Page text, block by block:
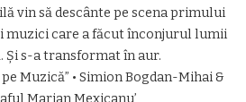
vin să descânte pe scena primului
muzici care a făcut înconjurul lumii
Și s-a transformat în aur.
Muzică” • Simion Bogdan-Mihai &
Marian Mexicanu’